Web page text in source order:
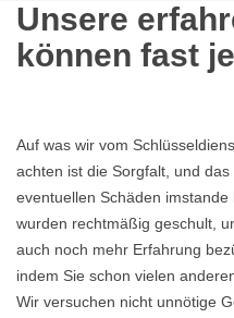
Unsere
können fast
Auf was wir vom
achten ist die Sorgfalt, und
eventuellen Schäden
wurden rechtmäßig geschult,
auch noch mehr Erfahrung
indem Sie schon vielen
Wir versuchen nicht unnötige